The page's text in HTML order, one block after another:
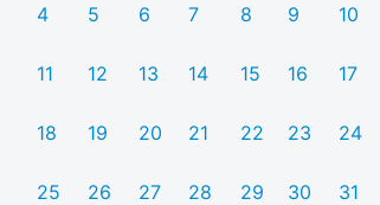
4 5 6 7 8 9 10
11 12 13 14 15 16 17
18 19 20 21 22 23 24
25 26 27 28 29 30 31